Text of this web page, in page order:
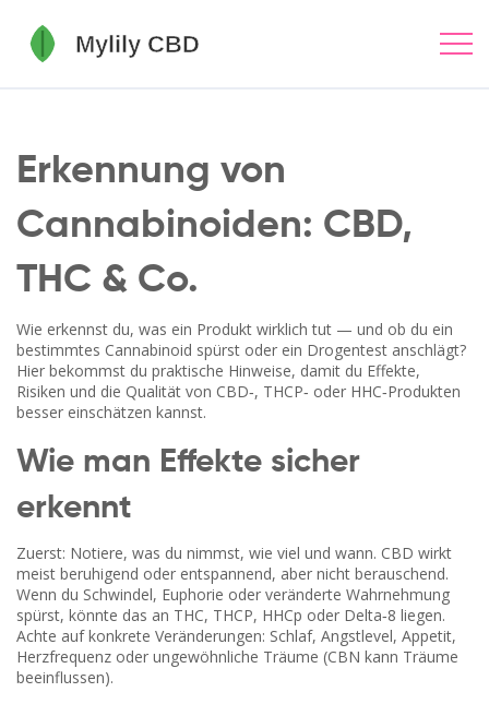
Erkennung von
Cannabinoiden: CBD,
THC & Co.
Wie erkennst du, was ein Produkt wirklich tut — und ob du ein
bestimmtes Cannabinoid spürst oder ein Drogentest anschlägt?
Hier bekommst du praktische Hinweise, damit du Effekte,
Risiken und die Qualität von CBD‑, THCP‑ oder HHC‑Produkten
besser einschätzen kannst.
Wie man Effekte sicher
erkennt
Zuerst: Notiere, was du nimmst, wie viel und wann. CBD wirkt
meist beruhigend oder entspannend, aber nicht berauschend.
Wenn du Schwindel, Euphorie oder veränderte Wahrnehmung
spürst, könnte das an THC, THCP, HHCp oder Delta‑8 liegen.
Achte auf konkrete Veränderungen: Schlaf, Angstlevel, Appetit,
Herzfrequenz oder ungewöhnliche Träume (CBN kann Träume
beeinflussen).